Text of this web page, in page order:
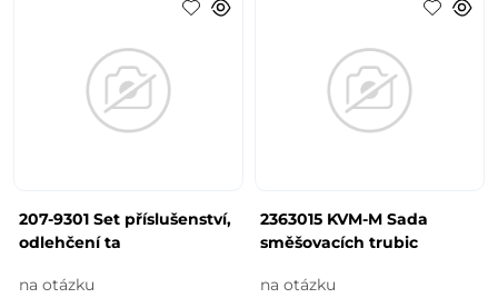
207-9301 Set příslušenství,
odlehčení ta
na otázku
2363015 KVM-M Sada
směšovacích trubic
na otázku